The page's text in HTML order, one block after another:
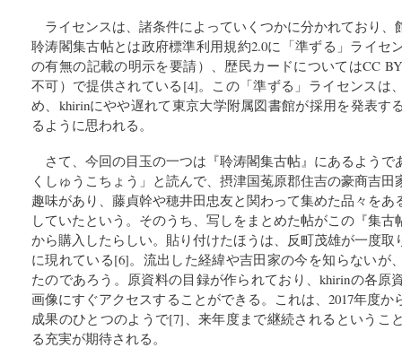
ライセンスは、諸条件によっていくつかに分かれており
聆涛閣集古帖とは政府標準利用規約2.0に「準ずる」ライセ
の有無の記載の明示を要請）、歴民カードについてはCC
不可）で提供されている[4]。この「準ずる」ライセンスは
め、khirinにやや遅れて東京大学附属図書館が採用を発表す
るように思われる。
さて、今回の目玉の一つは『聆涛閣集古帖』にあるよう
くしゅうこちょう」と読んで、摂津国菟原郡住吉の豪商吉
趣味があり、藤貞幹や穂井田忠友と関わって集めた品々を
していたという。そのうち、写しをまとめた帖がこの『集古
から購入したらしい。貼り付けたほうは、反町茂雄が一度取
に現れている[6]。流出した経緯や吉田家の今を知らないが
たのであろう。原資料の目録が作られており、khirinの各原
画像にすぐアクセスすることができる。これは、2017年度
成果のひとつのようで[7]、来年度まで継続されるというこ
る充実が期待される。